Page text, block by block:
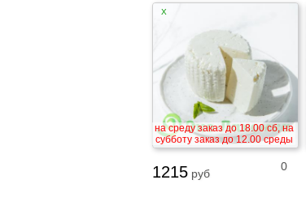
X
на среду заказ до 18.00 сб, на
субботу заказ до 12.00 среды
1215 руб
0